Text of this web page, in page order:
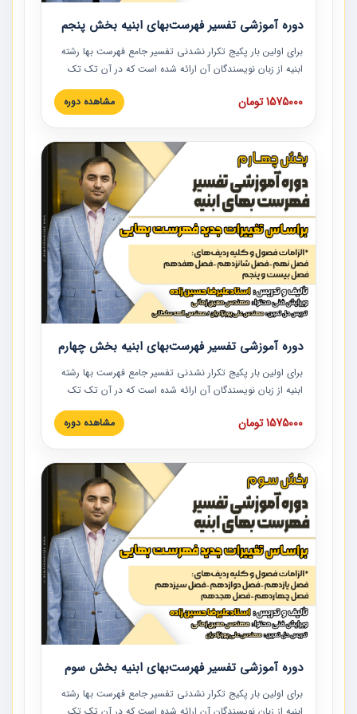
دوره آموزشی تفسیر فهرست‌بهای ابنیه بخش پنجم
برای اولین بار پکیج تکرار نشدنی تفسیر جامع فهرست بها رشته
ابنیه از زبان نویسندگان آن ارائه شده است که در آن تک تک
ردیف ها و مطالب فهرست بها تفسیر و ارائه شده است. این
دوره به صورت کامل تصویری بوده و به همراه تصاویر عملیات
دوره با کلام مهندس علیرضاحسین‌زاده مدیر پروژه مهندسی
مشاور در امر بازنگری فهرست بها رشته ابنیه ارائه شده و به تمام
همکارانی که در حوزه صنعت ساخت در حال فعالیت هستند حتما
توصیه می کنیم از مطالب این دوره استفاده نمایند.
1575000 تومان مشاهده دوره
دوره آموزشی تفسیر فهرست‌بهای ابنیه بخش چهارم
برای اولین بار پکیج تکرار نشدنی تفسیر جامع فهرست بها رشته
ابنیه از زبان نویسندگان آن ارائه شده است که در آن تک تک
ردیف ها و مطالب فهرست بها تفسیر و ارائه شده است. این
دوره به صورت کامل تصویری بوده و به همراه تصاویر عملیات
دوره با کلام مهندس علیرضاحسین‌زاده مدیر پروژه مهندسی
مشاور در امر بازنگری فهرست بها رشته ابنیه ارائه شده و به تمام
همکارانی که در حوزه صنعت ساخت در حال فعالیت هستند حتما
توصیه می کنیم از مطالب این دوره استفاده نمایند.
1575000 تومان مشاهده دوره
دوره آموزشی تفسیر فهرست‌بهای ابنیه بخش سوم
برای اولین بار پکیج تکرار نشدنی تفسیر جامع فهرست بها رشته